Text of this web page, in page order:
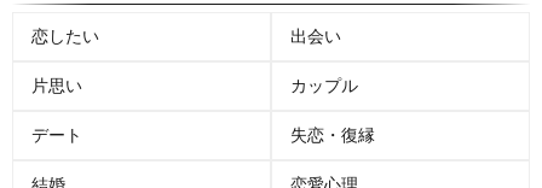
恋したい 出会い
片思い カップル
デート 失恋・復縁